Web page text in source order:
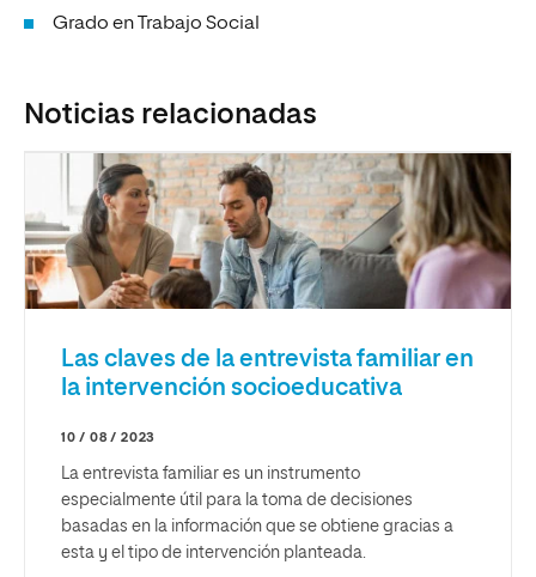
Grado en Trabajo Social
Noticias relacionadas
Las claves de la entrevista familiar en
la intervención socioeducativa
10 / 08 / 2023
La entrevista familiar es un instrumento
especialmente útil para la toma de decisiones
basadas en la información que se obtiene gracias a
esta y el tipo de intervención planteada.